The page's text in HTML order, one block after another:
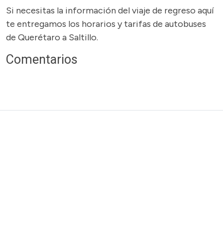
Si necesitas la información del viaje de regreso aquí
te entregamos los horarios y tarifas de autobuses
de Querétaro a Saltillo.
Comentarios